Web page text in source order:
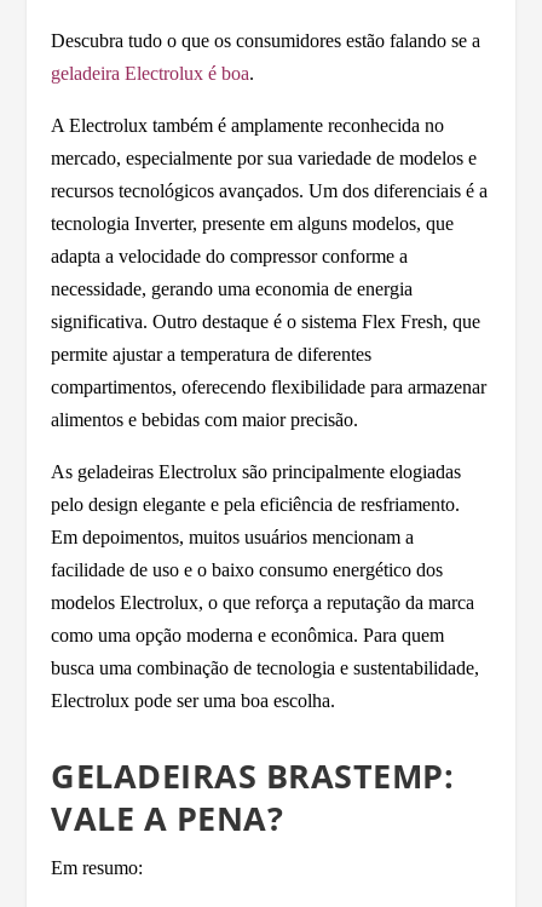
Descubra tudo o que os consumidores estão falando se a
geladeira Electrolux é boa.
A Electrolux também é amplamente reconhecida no
mercado, especialmente por sua variedade de modelos e
recursos tecnológicos avançados. Um dos diferenciais é a
tecnologia Inverter, presente em alguns modelos, que
adapta a velocidade do compressor conforme a
necessidade, gerando uma economia de energia
significativa. Outro destaque é o sistema Flex Fresh, que
permite ajustar a temperatura de diferentes
compartimentos, oferecendo flexibilidade para armazenar
alimentos e bebidas com maior precisão.
As geladeiras Electrolux são principalmente elogiadas
pelo design elegante e pela eficiência de resfriamento.
Em depoimentos, muitos usuários mencionam a
facilidade de uso e o baixo consumo energético dos
modelos Electrolux, o que reforça a reputação da marca
como uma opção moderna e econômica. Para quem
busca uma combinação de tecnologia e sustentabilidade,
Electrolux pode ser uma boa escolha.
GELADEIRAS BRASTEMP:
VALE A PENA?
Em resumo: